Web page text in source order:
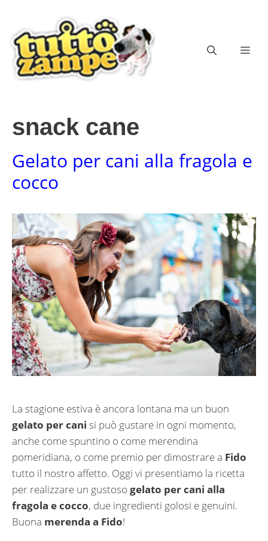
contenuto
snack cane
Gelato per cani alla fragola e
cocco
La stagione estiva è ancora lontana ma un buon
gelato per cani si può gustare in ogni momento,
anche come spuntino o come merendina
pomeridiana, o come premio per dimostrare a Fido
tutto il nostro affetto. Oggi vi presentiamo la ricetta
per realizzare un gustoso gelato per cani alla
fragola e cocco, due ingredienti golosi e genuini.
Buona merenda a Fido!